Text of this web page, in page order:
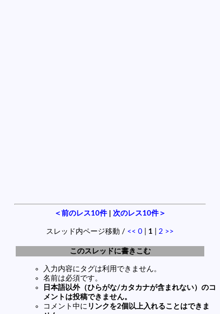
＜前のレス10件 次のレス10件＞
スレッド内ページ移動 / << 0 1 2 >>
このスレッドに書きこむ
入力内容にタグは利用できません。
名前は必須です。
日本語以外（ひらがな/カタカナが含まれない）のコ
メントは投稿できません。
コメント中に リンクを2個以上入れることはできま